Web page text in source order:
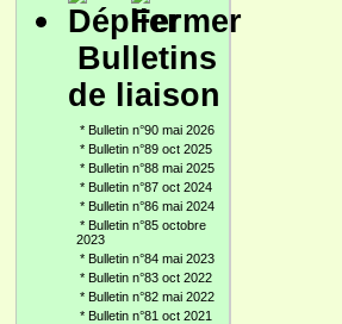
Bulletins
de liaison
* Bulletin n°90 mai 2026
* Bulletin n°89 oct 2025
* Bulletin n°88 mai 2025
* Bulletin n°87 oct 2024
* Bulletin n°86 mai 2024
* Bulletin n°85 octobre
2023
* Bulletin n°84 mai 2023
* Bulletin n°83 oct 2022
* Bulletin n°82 mai 2022
* Bulletin n°81 oct 2021